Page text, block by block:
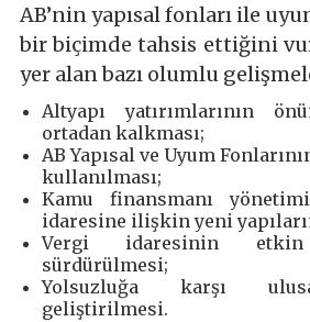
AB’nin yapısal fonları ile
bir biçimde tahsis ettiğini
yer alan bazı olumlu
Altyapı yatırımlarının
ortadan kalkması;
AB Yapısal ve Uyum
kullanılması;
Kamu finansmanı
idaresine ilişkin yeni
Vergi idaresinin
sürdürülmesi;
Yolsuzluğa karşı
geliştirilmesi.